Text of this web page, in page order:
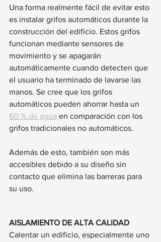
Una forma realmente fácil de evitar esto
es instalar grifos automáticos durante la
construcción del edificio. Estos grifos
funcionan mediante sensores de
movimiento y se apagarán
automáticamente cuando detecten que
el usuario ha terminado de lavarse las
manos. Se cree que los grifos
automáticos pueden ahorrar hasta un
60 % de agua en comparación con los
grifos tradicionales no automáticos.
Además de esto, también son más
accesibles debido a su diseño sin
contacto que elimina las barreras para
su uso.
AISLAMIENTO DE ALTA CALIDAD
Calentar un edificio, especialmente uno